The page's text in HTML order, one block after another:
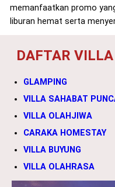
memanfaatkan promo
liburan hemat serta
DAFTAR VILLA
GLAMPING
VILLA SAHABAT
VILLA OLAHJIWA
CARAKA HOMESTAY
VILLA BUYUNG
VILLA OLAHRASA